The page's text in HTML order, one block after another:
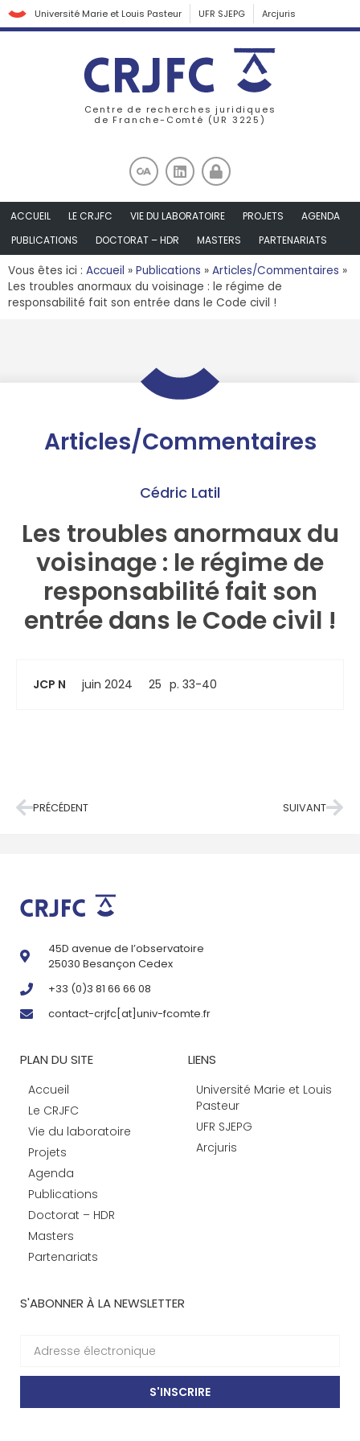
Université Marie et Louis Pasteur UFR SJEPG Arcjuris
Centre de recherches juridiques
de Franche-Comté (UR 3225)
ACCUEIL LE CRJFC VIE DU LABORATOIRE PROJETS
AGENDA
PUBLICATIONS
DOCTORAT – HDR MASTERS PARTENARIATS
Vous êtes ici : Accueil » Publications » Articles/Commentaires »
Les troubles anormaux du voisinage : le régime de
responsabilité fait son entrée dans le Code civil !
Articles/Commentaires
Cédric Latil
Les troubles anormaux du
voisinage : le régime de
responsabilité fait son
entrée dans le Code civil !
JCP N juin 2024 25 p. 33-40
PRÉCÉDENT SUIVANT
45D avenue de l’observatoire
25030 Besançon Cedex
+33 (0)3 81 66 66 08
contact-crjfc[at]univ-fcomte.fr
PLAN DU SITE
Accueil
Le CRJFC
Vie du laboratoire
Projets
Agenda
Publications
Doctorat – HDR
Masters
Partenariats
LIENS
Université Marie et Louis
Pasteur
UFR SJEPG
Arcjuris
S'ABONNER À LA NEWSLETTER
S'INSCRIRE